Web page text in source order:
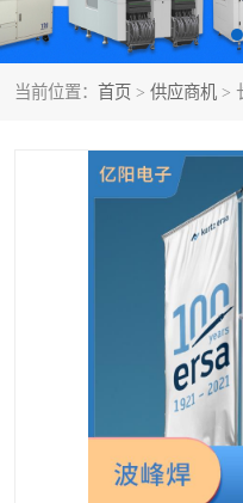
当前位置： 首页 > 供应商机 >
刷机
回流焊HOTFLOW 3/20e
BGA返修台HR600/2
自动X射线检测机
自动光学检测TR7710
TX 全自动高速贴片机